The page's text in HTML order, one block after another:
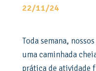
22/11/24
Toda semana,
uma caminhada
prática de atividade